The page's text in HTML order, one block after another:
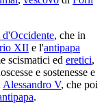
d'Occidente, che in
XII e l'antipapa
scismatici ed eretici,
e sostenesse e
Alessandro V, che poi
.